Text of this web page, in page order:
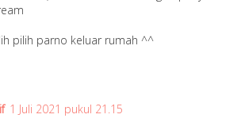
pilih parno keluar rumah ^^
1 Juli 2021 pukul 21.15